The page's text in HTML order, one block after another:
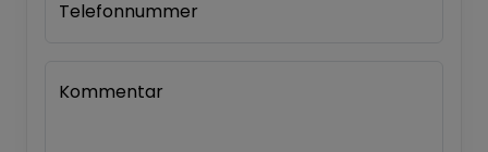
Telefonnummer
Kommentar